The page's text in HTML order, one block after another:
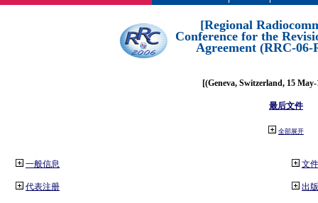
[Regional
Conference for the
Agreement (RRC-06-
[(Geneva, Switzerland, 15
最后文件
全部展开
一般信息
代表注册
文件
出